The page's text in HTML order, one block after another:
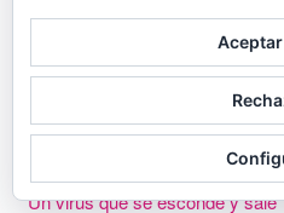
Contagio y guerra imperialista: el
de 1918
Contagio: la oscura historia de
‘Un virus que se esconde y